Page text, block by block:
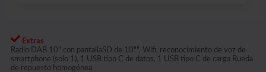
Extras
Radio DAB 10" con pantallaSD de 10"", Wifi, reconocimiento de voz de
smartphone (solo 1), 1 USB tipo C de datos, 1 USB tipo C de carga Rueda
de repuesto homogénea